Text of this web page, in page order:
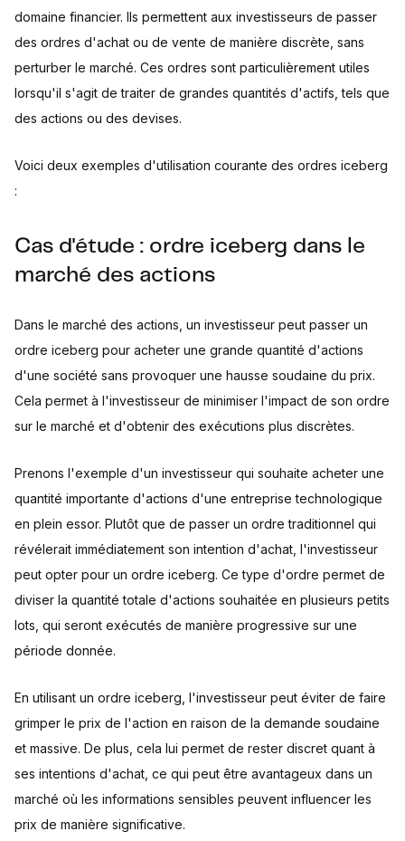
domaine financier. Ils permettent aux investisseurs de passer
des ordres d'achat ou de vente de manière discrète, sans
perturber le marché. Ces ordres sont particulièrement utiles
lorsqu'il s'agit de traiter de grandes quantités d'actifs, tels que
des actions ou des devises.
Voici deux exemples d'utilisation courante des ordres iceberg
:
Cas d'étude : ordre iceberg dans le
marché des actions
Dans le marché des actions, un investisseur peut passer un
ordre iceberg pour acheter une grande quantité d'actions
d'une société sans provoquer une hausse soudaine du prix.
Cela permet à l'investisseur de minimiser l'impact de son ordre
sur le marché et d'obtenir des exécutions plus discrètes.
Prenons l'exemple d'un investisseur qui souhaite acheter une
quantité importante d'actions d'une entreprise technologique
en plein essor. Plutôt que de passer un ordre traditionnel qui
révélerait immédiatement son intention d'achat, l'investisseur
peut opter pour un ordre iceberg. Ce type d'ordre permet de
diviser la quantité totale d'actions souhaitée en plusieurs petits
lots, qui seront exécutés de manière progressive sur une
période donnée.
En utilisant un ordre iceberg, l'investisseur peut éviter de faire
grimper le prix de l'action en raison de la demande soudaine
et massive. De plus, cela lui permet de rester discret quant à
ses intentions d'achat, ce qui peut être avantageux dans un
marché où les informations sensibles peuvent influencer les
prix de manière significative.